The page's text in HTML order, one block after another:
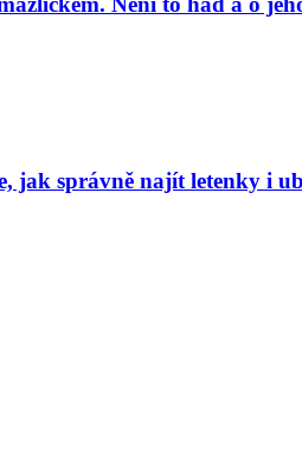
jak správně najít letenky i